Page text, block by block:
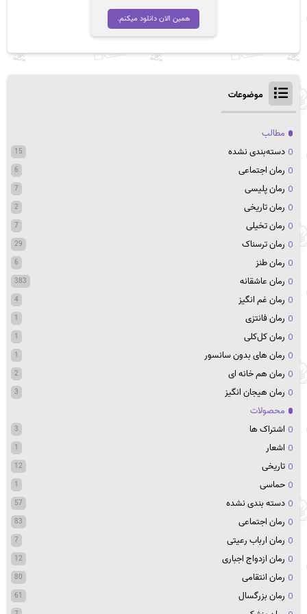
تومان 45,000
بود.
همین الان دانلود میکنم.
موضوعات
مطالب
دسته‌بندی نشده
15
رمان اجتماعی 6
رمان پلیسی 7
رمان تاریخی 2
رمان تخیلی 7
رمان ترسناک 29
رمان طنز 6
رمان عاشقانه 383
رمان غم انگیز 4
رمان فانتزی 1
رمان کل‌کلی 1
رمان های بدون سانسور 1
رمان هم خانه ای 2
رمان هیجان انگیز 3
محصولات
اشتراک ها
3
اشعار 1
تاریخی 12
حماسی 1
دسته بندی نشده 57
رمان اجتماعی 83
رمان ارباب رعیتی 7
رمان ازدواج اجباری 12
رمان انتقامی 80
رمان بزرگسال 61